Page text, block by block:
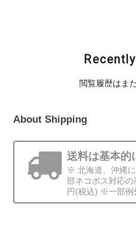
閲覧履歴はま
About Shipping
送料は基本的
※ 北海道、沖縄
部ネコポス対応
円(税込) ※一部例